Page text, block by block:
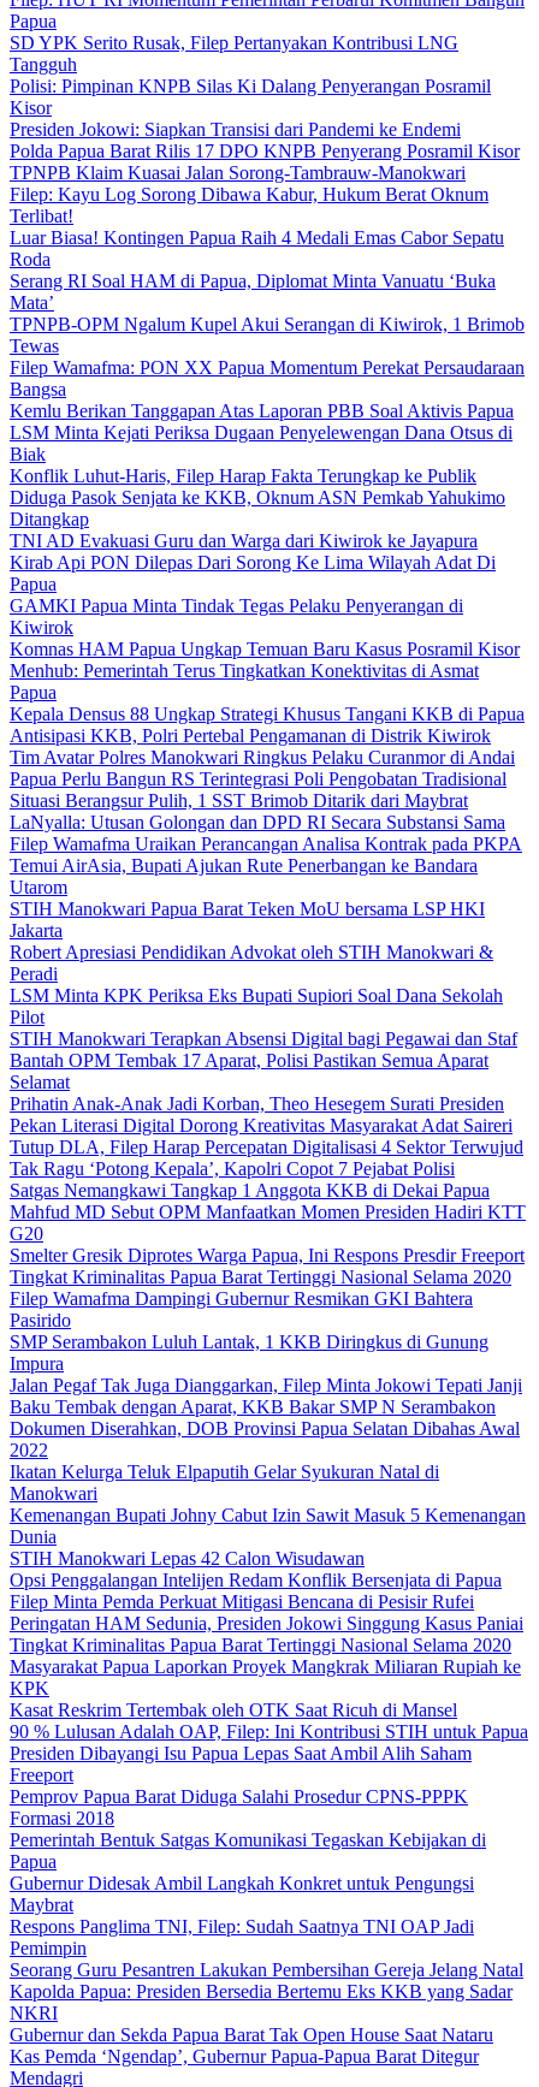
Papua
SD YPK Serito Rusak, Filep Pertanyakan Kontribusi LNG
Tangguh
Polisi: Pimpinan KNPB Silas Ki Dalang Penyerangan Posramil
Kisor
Presiden Jokowi: Siapkan Transisi dari Pandemi ke Endemi
Polda Papua Barat Rilis 17 DPO KNPB Penyerang Posramil Kisor
TPNPB Klaim Kuasai Jalan Sorong-Tambrauw-Manokwari
Filep: Kayu Log Sorong Dibawa Kabur, Hukum Berat Oknum
Terlibat!
Luar Biasa! Kontingen Papua Raih 4 Medali Emas Cabor Sepatu
Roda
Serang RI Soal HAM di Papua, Diplomat Minta Vanuatu ‘Buka
Mata’
TPNPB-OPM Ngalum Kupel Akui Serangan di Kiwirok, 1 Brimob
Tewas
Filep Wamafma: PON XX Papua Momentum Perekat Persaudaraan
Bangsa
Kemlu Berikan Tanggapan Atas Laporan PBB Soal Aktivis Papua
LSM Minta Kejati Periksa Dugaan Penyelewengan Dana Otsus di
Biak
Konflik Luhut-Haris, Filep Harap Fakta Terungkap ke Publik
Diduga Pasok Senjata ke KKB, Oknum ASN Pemkab Yahukimo
Ditangkap
TNI AD Evakuasi Guru dan Warga dari Kiwirok ke Jayapura
Kirab Api PON Dilepas Dari Sorong Ke Lima Wilayah Adat Di
Papua
GAMKI Papua Minta Tindak Tegas Pelaku Penyerangan di
Kiwirok
Komnas HAM Papua Ungkap Temuan Baru Kasus Posramil Kisor
Menhub: Pemerintah Terus Tingkatkan Konektivitas di Asmat
Papua
Kepala Densus 88 Ungkap Strategi Khusus Tangani KKB di Papua
Antisipasi KKB, Polri Pertebal Pengamanan di Distrik Kiwirok
Tim Avatar Polres Manokwari Ringkus Pelaku Curanmor di Andai
Papua Perlu Bangun RS Terintegrasi Poli Pengobatan Tradisional
Situasi Berangsur Pulih, 1 SST Brimob Ditarik dari Maybrat
LaNyalla: Utusan Golongan dan DPD RI Secara Substansi Sama
Filep Wamafma Uraikan Perancangan Analisa Kontrak pada PKPA
Temui AirAsia, Bupati Ajukan Rute Penerbangan ke Bandara
Utarom
STIH Manokwari Papua Barat Teken MoU bersama LSP HKI
Jakarta
Robert Apresiasi Pendidikan Advokat oleh STIH Manokwari &
Peradi
LSM Minta KPK Periksa Eks Bupati Supiori Soal Dana Sekolah
Pilot
STIH Manokwari Terapkan Absensi Digital bagi Pegawai dan Staf
Bantah OPM Tembak 17 Aparat, Polisi Pastikan Semua Aparat
Selamat
Prihatin Anak-Anak Jadi Korban, Theo Hesegem Surati Presiden
Pekan Literasi Digital Dorong Kreativitas Masyarakat Adat Saireri
Tutup DLA, Filep Harap Percepatan Digitalisasi 4 Sektor Terwujud
Tak Ragu ‘Potong Kepala’, Kapolri Copot 7 Pejabat Polisi
Satgas Nemangkawi Tangkap 1 Anggota KKB di Dekai Papua
Mahfud MD Sebut OPM Manfaatkan Momen Presiden Hadiri KTT
G20
Smelter Gresik Diprotes Warga Papua, Ini Respons Presdir Freeport
Tingkat Kriminalitas Papua Barat Tertinggi Nasional Selama 2020
Filep Wamafma Dampingi Gubernur Resmikan GKI Bahtera
Pasirido
SMP Serambakon Luluh Lantak, 1 KKB Diringkus di Gunung
Impura
Jalan Pegaf Tak Juga Dianggarkan, Filep Minta Jokowi Tepati Janji
Baku Tembak dengan Aparat, KKB Bakar SMP N Serambakon
Dokumen Diserahkan, DOB Provinsi Papua Selatan Dibahas Awal
2022
Ikatan Kelurga Teluk Elpaputih Gelar Syukuran Natal di
Manokwari
Kemenangan Bupati Johny Cabut Izin Sawit Masuk 5 Kemenangan
Dunia
STIH Manokwari Lepas 42 Calon Wisudawan
Opsi Penggalangan Intelijen Redam Konflik Bersenjata di Papua
Filep Minta Pemda Perkuat Mitigasi Bencana di Pesisir Rufei
Peringatan HAM Sedunia, Presiden Jokowi Singgung Kasus Paniai
Tingkat Kriminalitas Papua Barat Tertinggi Nasional Selama 2020
Masyarakat Papua Laporkan Proyek Mangkrak Miliaran Rupiah ke
KPK
Kasat Reskrim Tertembak oleh OTK Saat Ricuh di Mansel
90 % Lulusan Adalah OAP, Filep: Ini Kontribusi STIH untuk Papua
Presiden Dibayangi Isu Papua Lepas Saat Ambil Alih Saham
Freeport
Pemprov Papua Barat Diduga Salahi Prosedur CPNS-PPPK
Formasi 2018
Pemerintah Bentuk Satgas Komunikasi Tegaskan Kebijakan di
Papua
Gubernur Didesak Ambil Langkah Konkret untuk Pengungsi
Maybrat
Respons Panglima TNI, Filep: Sudah Saatnya TNI OAP Jadi
Pemimpin
Seorang Guru Pesantren Lakukan Pembersihan Gereja Jelang Natal
Kapolda Papua: Presiden Bersedia Bertemu Eks KKB yang Sadar
NKRI
Gubernur dan Sekda Papua Barat Tak Open House Saat Nataru
Kas Pemda ‘Ngendap’, Gubernur Papua-Papua Barat Ditegur
Mendagri